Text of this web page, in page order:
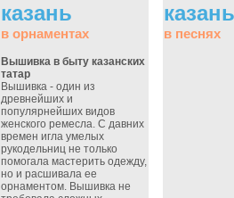
казань
в орнаментах
Вышивка в быту казанских
татар
Вышивка - один из
древнейших и
популярнейших видов
женского ремесла. С давних
времен игла умелых
рукодельниц не только
помогала мастерить одежду,
но и расшивала ее
орнаментом. Вышивка не
казань
в песнях